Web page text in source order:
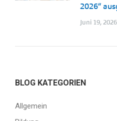
2026“
Juni 19, 2026
BLOG KATEGORIEN
Allgemein